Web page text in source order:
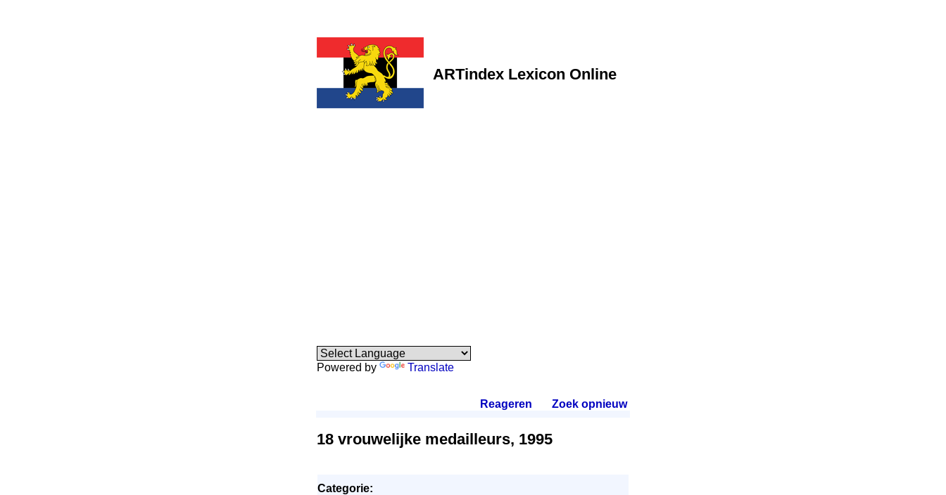
ARTindex Lexicon Online
Powered by Translate
Reageren Zoek opnieuw.
18 vrouwelijke medailleurs, 1995
Categorie: